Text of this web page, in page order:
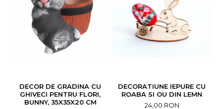
ocazie.
Fara intretinere: Nu necesita ingrijiri speciale, fiind ideal
pentru cei care doresc un decor de impact cu minim de
Decoreaza: Cele doua galetuse pentru flori se utilizeaza ca
Instructiuni de utilizare:
Plaseaza ornamentul intr-un loc vizibil si stabil.
DECOR DE GRADINA CU
GHIVECI PENTRU FLORI,
BUNNY, 35X35X20 CM
DECORATIUNE IEPURE CU
ROABA SI OU DIN LEMN
24,00 RON